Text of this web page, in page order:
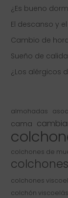
¿Es bueno
El descanso y
Cambio de
Sueño de
¿Los alérgicos
almohadas
cama
colchones de
colchones
colchón